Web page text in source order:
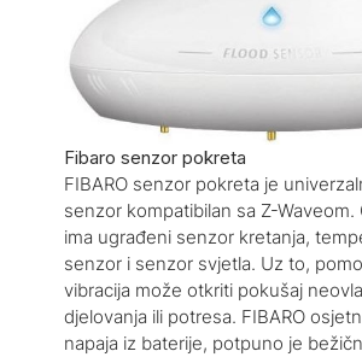
Fibaro senzor pokreta
FIBARO senzor pokreta je
senzor kompatibilan sa Z-Waveom.
ima ugrađeni senzor kretanja,
senzor i senzor svjetla. Uz to,
vibracija može otkriti pokušaj
djelovanja ili potresa. FIBARO
napaja iz baterije, potpuno je